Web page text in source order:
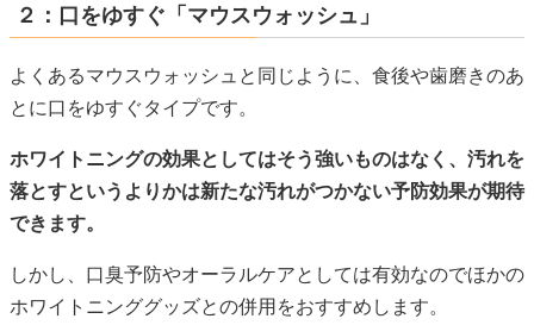
２：口をゆすぐ「マウスウォッシュ」
よくあるマウスウォッシュと同じように、食後や歯磨きのあ
とに口をゆすぐタイプです。
ホワイトニングの効果としてはそう強いものはなく、汚れを
落とすというよりかは新たな汚れがつかない予防効果が期待
できます。
しかし、口臭予防やオーラルケアとしては有効なのでほかの
ホワイトニンググッズとの併用をおすすめします。